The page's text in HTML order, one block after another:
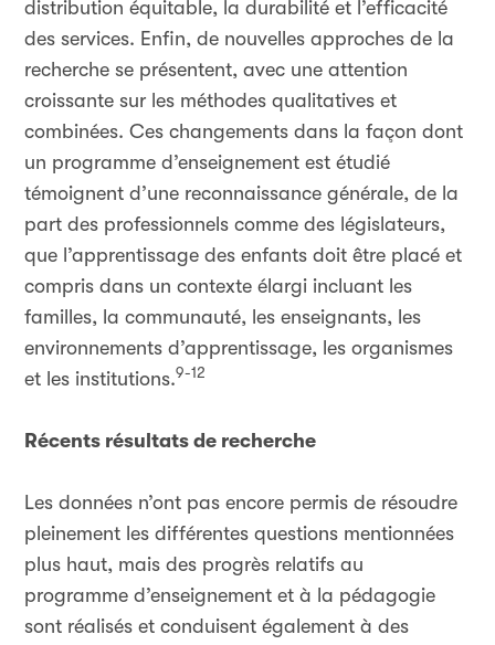
distribution équitable, la durabilité et l’efficacité
des services. Enfin, de nouvelles approches de la
recherche se présentent, avec une attention
croissante sur les méthodes qualitatives et
combinées. Ces changements dans la façon dont
un programme d’enseignement est étudié
témoignent d’une reconnaissance générale, de la
part des professionnels comme des législateurs,
que l’apprentissage des enfants doit être placé et
compris dans un contexte élargi incluant les
familles, la communauté, les enseignants, les
environnements d’apprentissage, les organismes
et les institutions.9-12
Récents résultats de recherche
Les données n’ont pas encore permis de résoudre
pleinement les différentes questions mentionnées
plus haut, mais des progrès relatifs au
programme d’enseignement et à la pédagogie
sont réalisés et conduisent également à des